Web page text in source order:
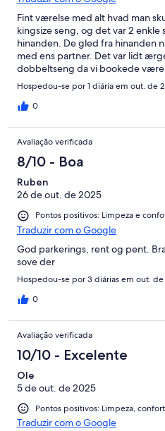
Fint værelse med alt hvad man
kingsize seng, og det var 2
hinanden. De gled fra hinanden
med ens partner. Det var lidt
dobbeltseng da vi bookede
ikke så lækker at kigge på når
var alt fint og vi var overrasket
kogeplade, køleskab og
Hospedou-se por 1 diária em out. de
0
Avaliação verificada
8/10 - Boa
Ruben
26 de out. de 2025
Pontos positivos: Limpeza e
Traduzir com o Google
God parkerings, rent og pent.
sove der
Hospedou-se por 3 diárias em out.
0
Avaliação verificada
10/10 - Excelente
Ole
5 de out. de 2025
Pontos positivos: Limpeza,
Traduzir com o Google